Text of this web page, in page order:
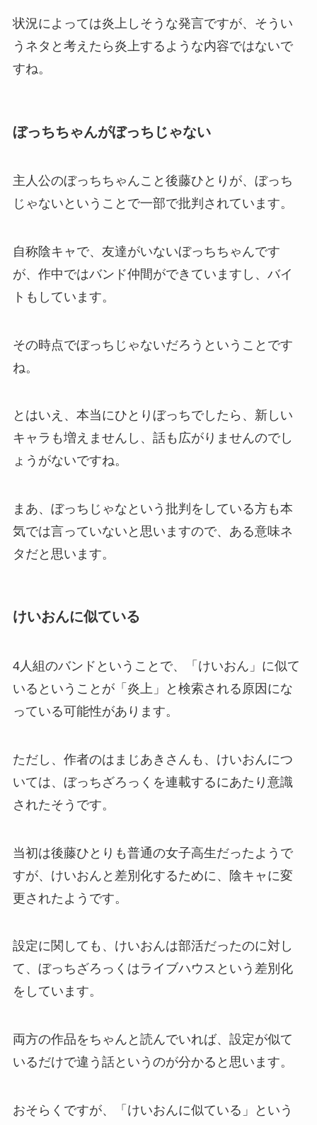
状況によっては炎上しそうな発言ですが、そうい
うネタと考えたら炎上するような内容ではないで
すね。
ぼっちちゃんがぼっちじゃない
主人公のぼっちちゃんこと後藤ひとりが、ぼっち
じゃないということで一部で批判されています。
自称陰キャで、友達がいないぼっちちゃんです
が、作中ではバンド仲間ができていますし、バイ
トもしています。
その時点でぼっちじゃないだろうということです
ね。
とはいえ、本当にひとりぼっちでしたら、新しい
キャラも増えませんし、話も広がりませんのでし
ょうがないですね。
まあ、ぼっちじゃなという批判をしている方も本
気では言っていないと思いますので、ある意味ネ
タだと思います。
けいおんに似ている
4人組のバンドということで、「けいおん」に似て
いるということが「炎上」と検索される原因にな
っている可能性があります。
ただし、作者のはまじあきさんも、けいおんにつ
いては、ぼっちざろっくを連載するにあたり意識
されたそうです。
当初は後藤ひとりも普通の女子高生だったようで
すが、けいおんと差別化するために、陰キャに変
更されたようです。
設定に関しても、けいおんは部活だったのに対し
て、ぼっちざろっくはライブハウスという差別化
をしています。
両方の作品をちゃんと読んでいれば、設定が似て
いるだけで違う話というのが分かると思います。
おそらくですが、「けいおんに似ている」という